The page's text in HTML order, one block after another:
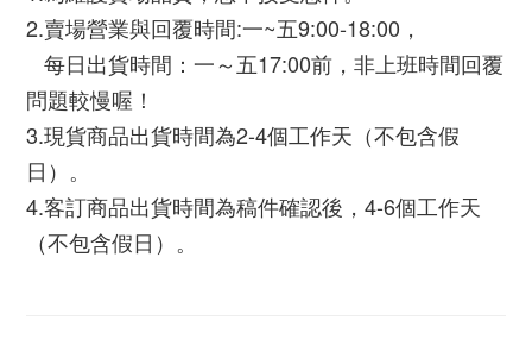
2.賣場營業與回覆時間:一~五9:00-18:00，
問題較慢喔！
3.現貨商品出貨時間為2-4個工作天（不包含假
日）。
4.客訂商品出貨時間為稿件確認後，4-6個工作天
（不包含假日）。